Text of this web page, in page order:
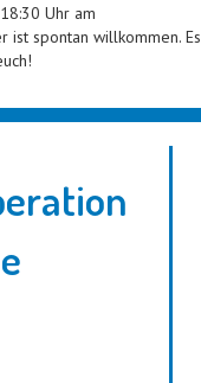
Uhr am
ist spontan willkommen. Es